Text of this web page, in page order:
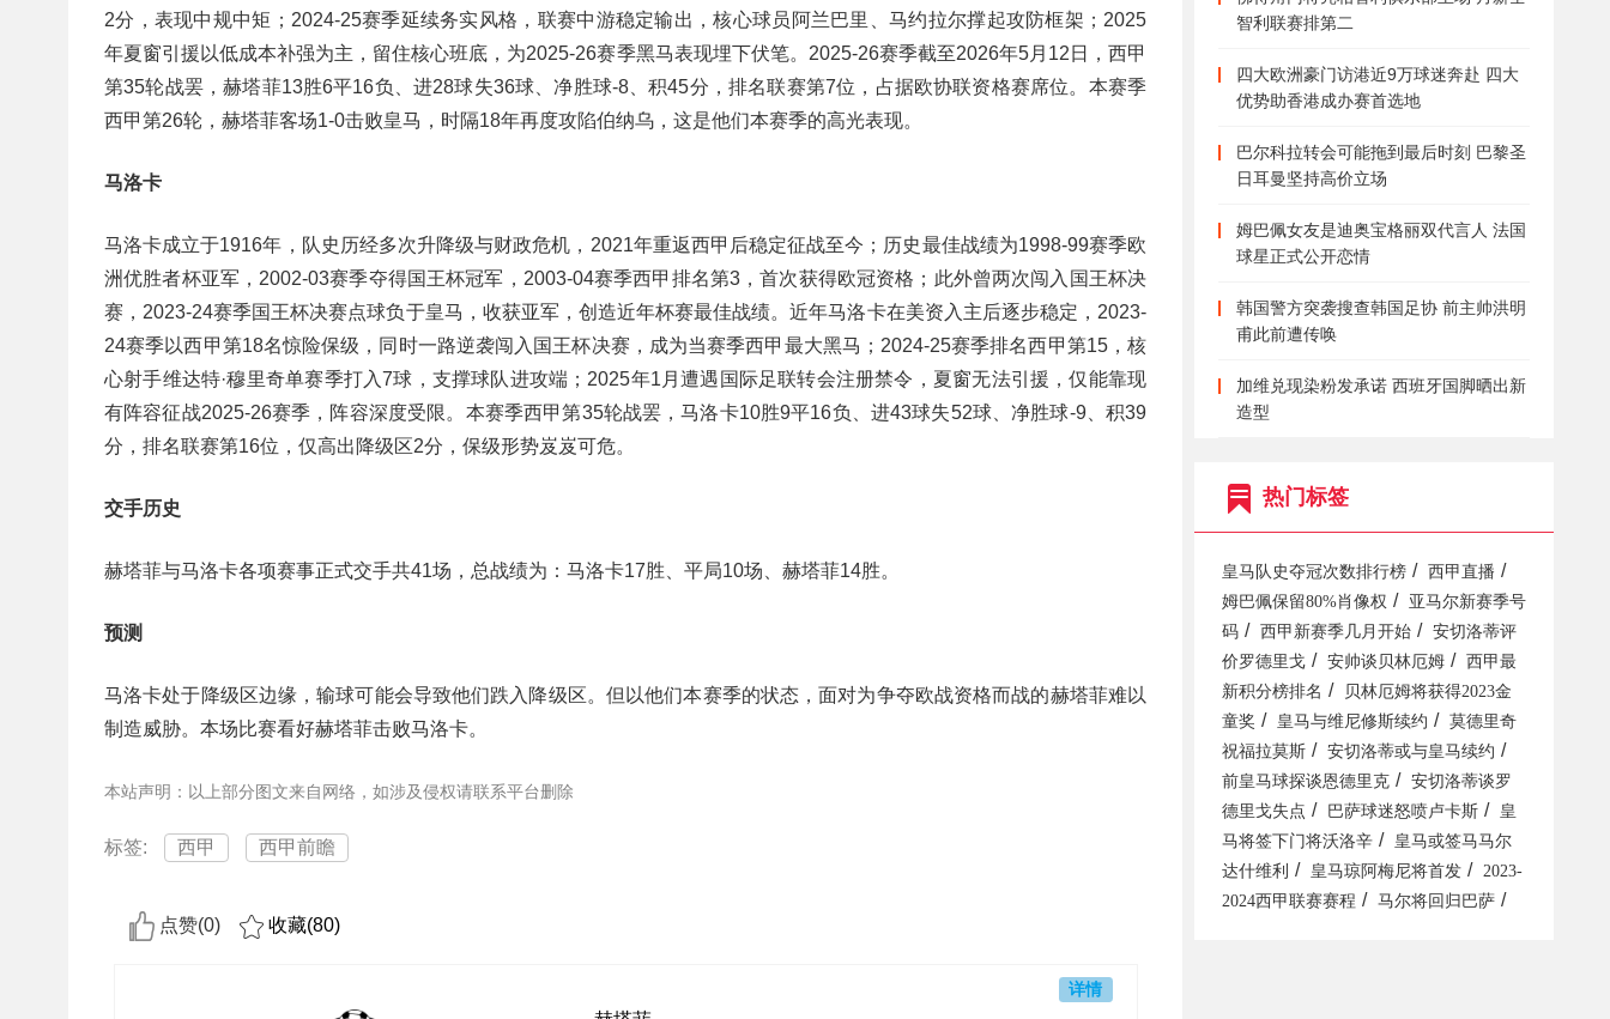
2分，表现中规中矩；2024-25赛季延续务实风格，联赛中游稳定输出，核心球员阿兰巴里、马约拉尔撑起攻防框架；2025
年夏窗引援以低成本补强为主，留住核心班底，为2025-26赛季黑马表现埋下伏笔。2025-26赛季截至2026年5月12日，西甲
第35轮战罢，赫塔菲13胜6平16负、进28球失36球、净胜球-8、积45分，排名联赛第7位，占据欧协联资格赛席位。本赛季
西甲第26轮，赫塔菲客场1-0击败皇马，时隔18年再度攻陷伯纳乌，这是他们本赛季的高光表现。
马洛卡
马洛卡成立于1916年，队史历经多次升降级与财政危机，2021年重返西甲后稳定征战至今；历史最佳战绩为1998-99赛季欧
洲优胜者杯亚军，2002-03赛季夺得国王杯冠军，2003-04赛季西甲排名第3，首次获得欧冠资格；此外曾两次闯入国王杯决
赛，2023-24赛季国王杯决赛点球负于皇马，收获亚军，创造近年杯赛最佳战绩。近年马洛卡在美资入主后逐步稳定，2023-
24赛季以西甲第18名惊险保级，同时一路逆袭闯入国王杯决赛，成为当赛季西甲最大黑马；2024-25赛季排名西甲第15，核
心射手维达特·穆里奇单赛季打入7球，支撑球队进攻端；2025年1月遭遇国际足联转会注册禁令，夏窗无法引援，仅能靠现
有阵容征战2025-26赛季，阵容深度受限。本赛季西甲第35轮战罢，马洛卡10胜9平16负、进43球失52球、净胜球-9、积39
分，排名联赛第16位，仅高出降级区2分，保级形势岌岌可危。
交手历史
赫塔菲与马洛卡各项赛事正式交手共41场，总战绩为：马洛卡17胜、平局10场、赫塔菲14胜。
预测
马洛卡处于降级区边缘，输球可能会导致他们跌入降级区。但以他们本赛季的状态，面对为争夺欧战资格而战的赫塔菲难以
制造威胁。本场比赛看好赫塔菲击败马洛卡。
本站声明：以上部分图文来自网络，如涉及侵权请联系平台删除
标签: 西甲 西甲前瞻
点赞(0) 收藏(80)
详情
智利联赛排第二
四大欧洲豪门访港近9万球迷奔赴 四大
优势助香港成办赛首选地
巴尔科拉转会可能拖到最后时刻 巴黎圣
日耳曼坚持高价立场
姆巴佩女友是迪奥宝格丽双代言人 法国
球星正式公开恋情
韩国警方突袭搜查韩国足协 前主帅洪明
甫此前遭传唤
加维兑现染粉发承诺 西班牙国脚晒出新
造型
热门标签
皇马队史夺冠次数排行榜 / 西甲直播 /
姆巴佩保留80%肖像权 /
亚马尔新赛季号
码 / 西甲新赛季几月开始 /
安切洛蒂评
价罗德里戈 / 安帅谈贝林厄姆 /
西甲最
新积分榜排名 /
贝林厄姆将获得2023金
童奖 / 皇马与维尼修斯续约 /
莫德里奇
祝福拉莫斯 / 安切洛蒂或与皇马续约 /
前皇马球探谈恩德里克 /
安切洛蒂谈罗
德里戈失点 / 巴萨球迷怒喷卢卡斯 /
皇
马将签下门将沃洛辛 /
皇马或签马马尔
达什维利 / 皇马琼阿梅尼将首发 /
2023-
2024西甲联赛赛程 / 马尔将回归巴萨 /